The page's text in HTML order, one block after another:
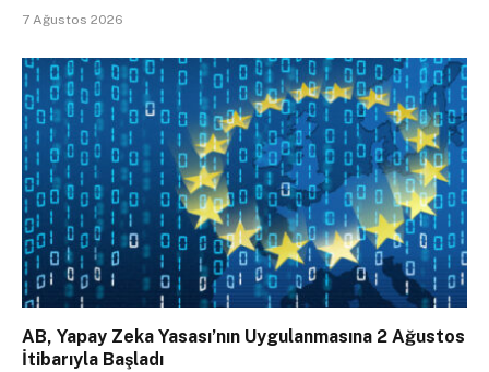
7 Ağustos 2026
AB, Yapay Zeka Yasası’nın Uygulanmasına 2 Ağustos
İtibarıyla Başladı